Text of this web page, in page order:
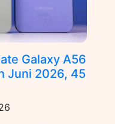
Galaxy A56
Juni 2026, 45